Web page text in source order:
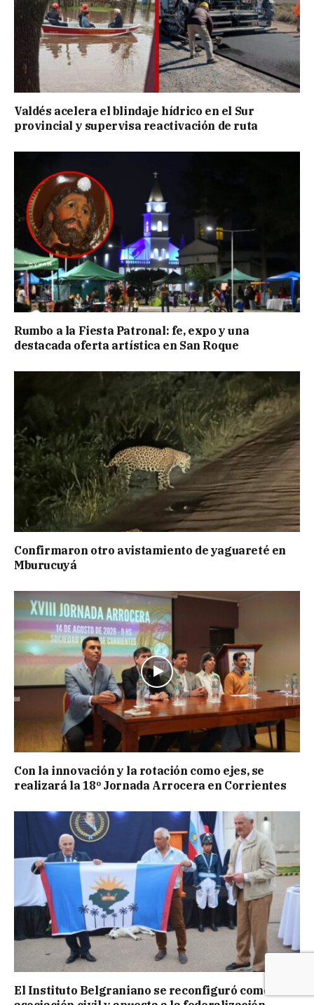
Valdés acelera el blindaje hídrico en el Sur
provincial y supervisa reactivación de ruta
Rumbo a la Fiesta Patronal: fe, expo y una
destacada oferta artística en San Roque
Confirmaron otro avistamiento de yaguareté en
Mburucuyá
Con la innovación y la rotación como ejes, se
realizará la 18º Jornada Arrocera en Corrientes
El Instituto Belgraniano se reconfiguró como